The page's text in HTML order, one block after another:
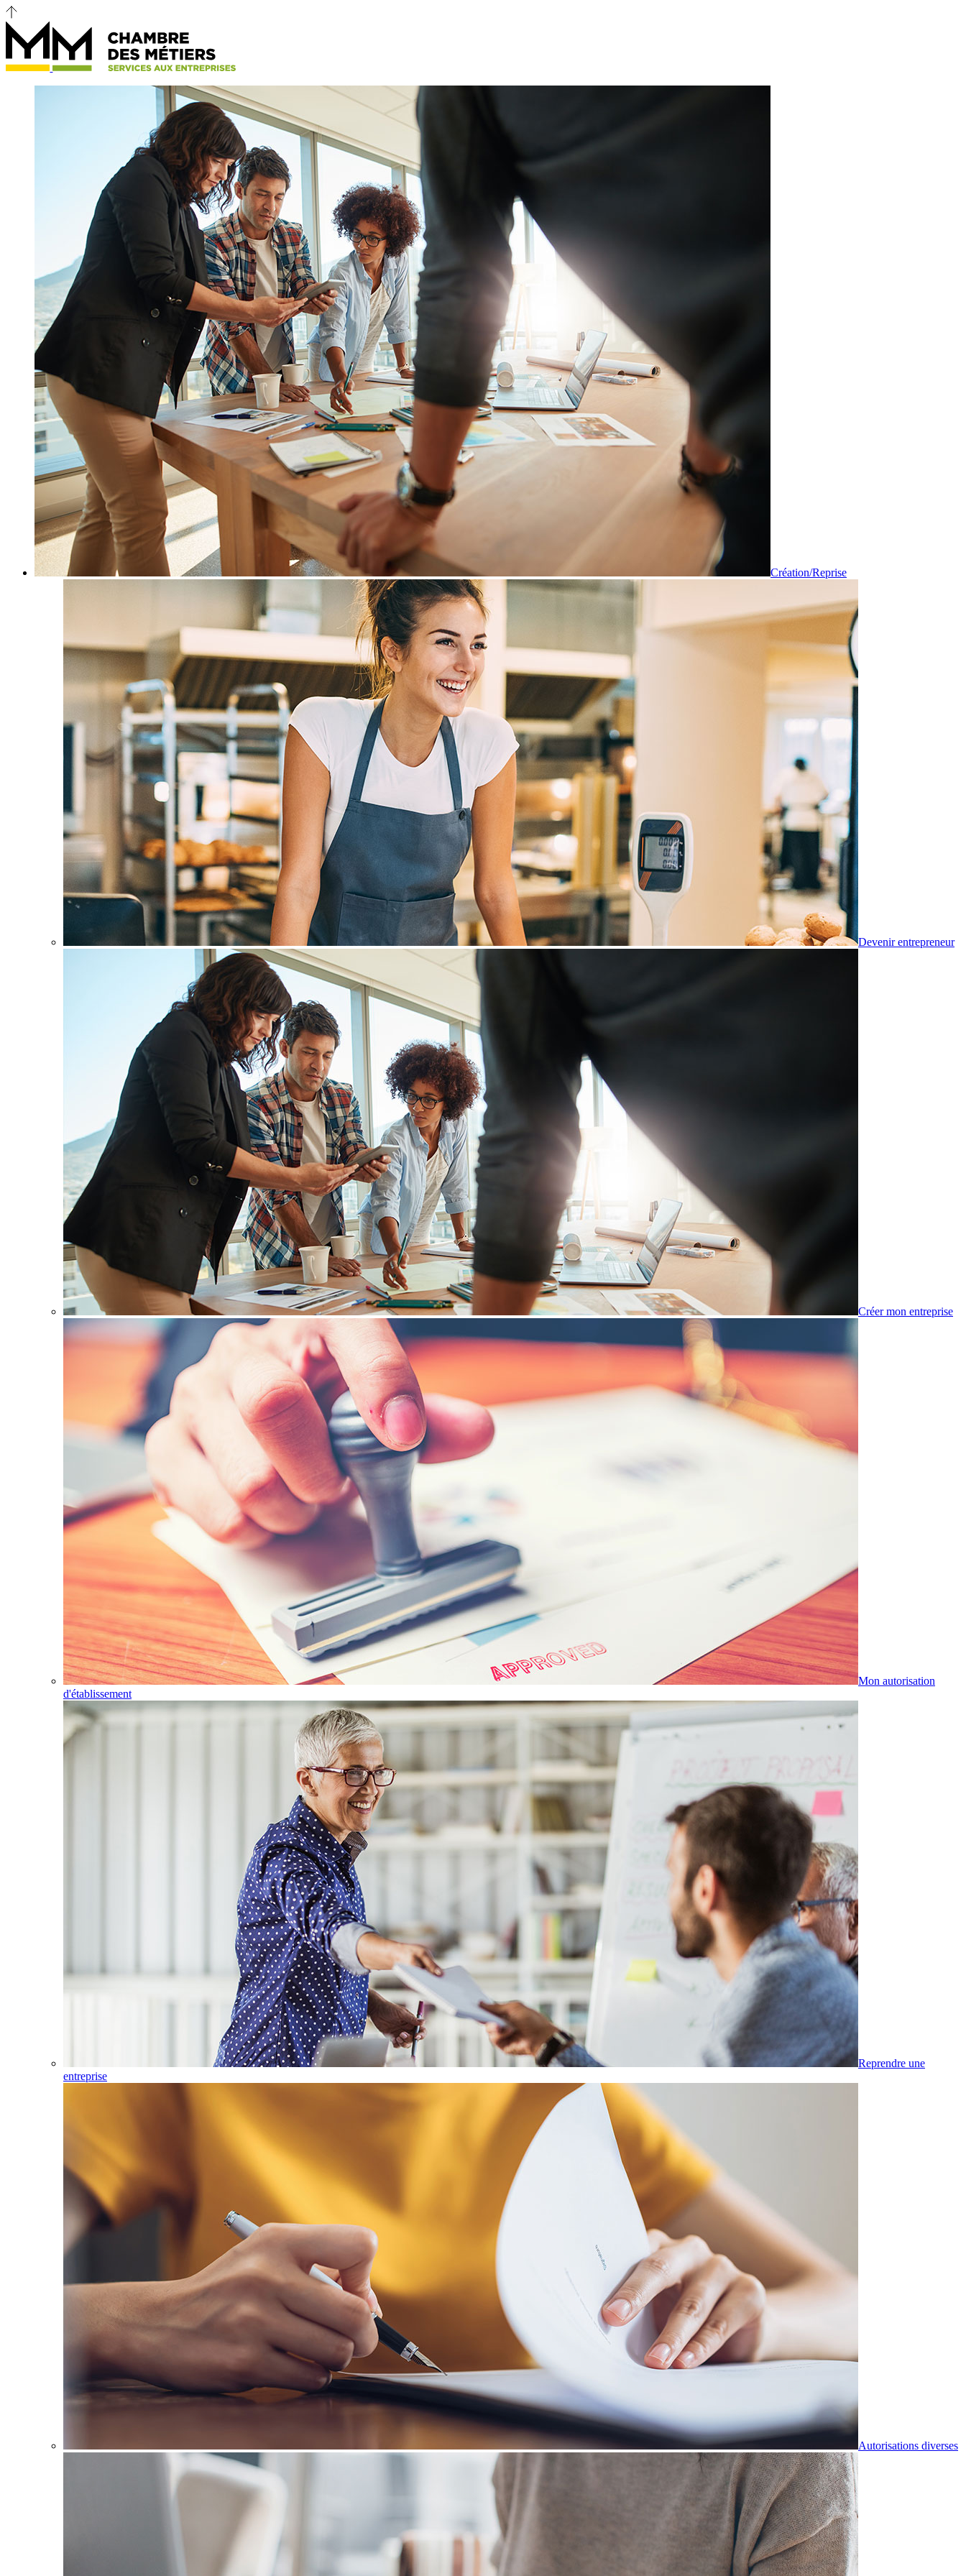
Création/Reprise
Devenir entrepreneur
Créer mon entreprise
Mon autorisation
d'établissement
Reprendre une
entreprise
Autorisations diverses